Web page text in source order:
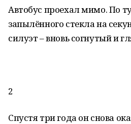
Автобус проехал мимо. По
запылённого стекла на
силуэт – вновь согнутый и
2
Спустя три года он снова